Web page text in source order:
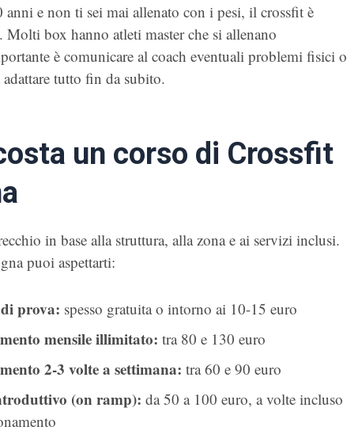
e non ti sei mai allenato con i pesi, il crossfit è
box hanno atleti master che si allenano
è comunicare al coach eventuali problemi fisici o
tutto fin da subito.
un corso di Crossfit
in base alla struttura, alla zona e ai servizi inclusi.
puoi aspettarti:
prova: spesso gratuita o intorno ai 10-15 euro
mensile illimitato: tra 80 e 130 euro
2-3 volte a settimana: tra 60 e 90 euro
(on ramp): da 50 a 100 euro, a volte incluso